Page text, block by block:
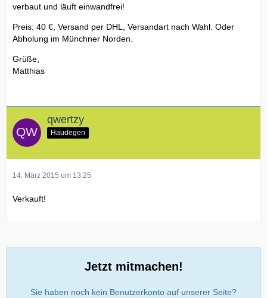
verbaut und läuft einwandfrei!
Preis: 40 €, Versand per DHL, Versandart nach Wahl. Oder
Abholung im Münchner Norden.
Grüße,
Matthias
qwertzy
Haudegen
14. März 2015 um 13:25
Verkauft!
Jetzt mitmachen!
Sie haben noch kein Benutzerkonto auf unserer Seite?